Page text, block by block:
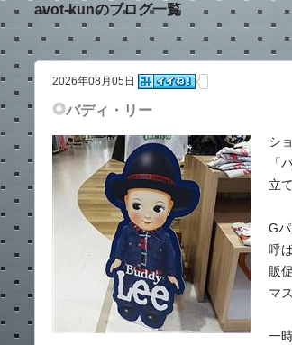
avot-kunのブログ一覧
2026年08月05日
バディ・リー
シ
「
立
G
呼
販
マ
一